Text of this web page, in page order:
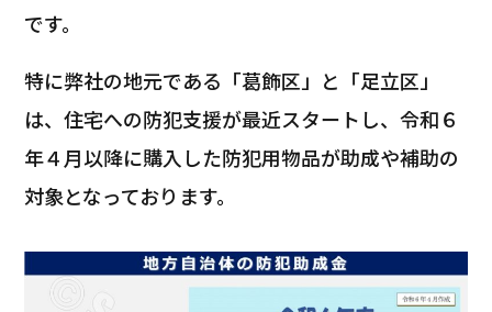
です。
特に弊社の地元である「葛飾区」と「足立区」
は、住宅への防犯支援が最近スタートし、令和６
年４月以降に購入した防犯用物品が助成や補助の
対象となっております。